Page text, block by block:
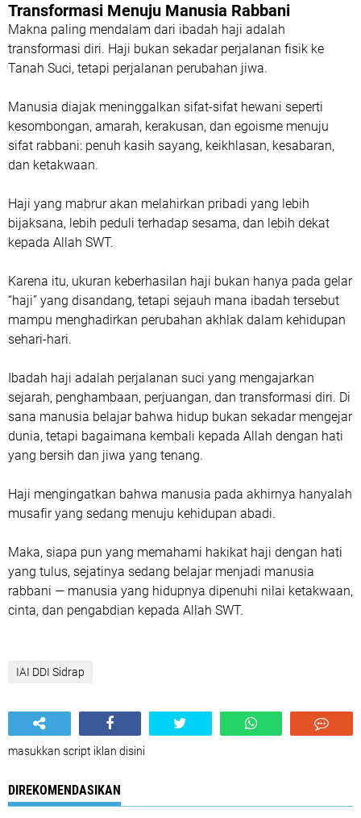
Transformasi Menuju Manusia Rabbani
Makna paling mendalam dari ibadah haji adalah
transformasi diri. Haji bukan sekadar perjalanan fisik ke
Tanah Suci, tetapi perjalanan perubahan jiwa.
Manusia diajak meninggalkan sifat-sifat hewani seperti
kesombongan, amarah, kerakusan, dan egoisme menuju
sifat rabbani: penuh kasih sayang, keikhlasan, kesabaran,
dan ketakwaan.
Haji yang mabrur akan melahirkan pribadi yang lebih
bijaksana, lebih peduli terhadap sesama, dan lebih dekat
kepada Allah SWT.
Karena itu, ukuran keberhasilan haji bukan hanya pada gelar
“haji” yang disandang, tetapi sejauh mana ibadah tersebut
mampu menghadirkan perubahan akhlak dalam kehidupan
sehari-hari.
Ibadah haji adalah perjalanan suci yang mengajarkan
sejarah, penghambaan, perjuangan, dan transformasi diri. Di
sana manusia belajar bahwa hidup bukan sekadar mengejar
dunia, tetapi bagaimana kembali kepada Allah dengan hati
yang bersih dan jiwa yang tenang.
Haji mengingatkan bahwa manusia pada akhirnya hanyalah
musafir yang sedang menuju kehidupan abadi.
Maka, siapa pun yang memahami hakikat haji dengan hati
yang tulus, sejatinya sedang belajar menjadi manusia
rabbani — manusia yang hidupnya dipenuhi nilai ketakwaan,
cinta, dan pengabdian kepada Allah SWT.
IAI DDI Sidrap
masukkan script iklan disini
DIREKOMENDASIKAN